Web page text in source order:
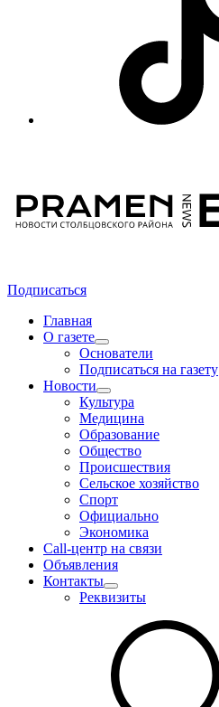
Подписаться
Главная
О газете
Основатели
Подписаться на газету
Новости
Культура
Медицина
Образование
Общество
Происшествия
Сельское хозяйство
Спорт
Официально
Экономика
Call-центр на связи
Объявления
Контакты
Реквизиты